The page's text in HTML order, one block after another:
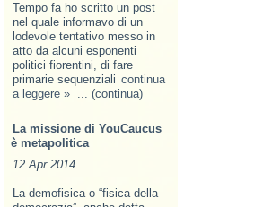
Tempo fa ho scritto un post
nel quale informavo di un
lodevole tentativo messo in
atto da alcuni esponenti
politici fiorentini, di fare
primarie sequenziali continua
a leggere » ... (continua)
La missione di YouCaucus
è metapolitica
12 Apr 2014
La demofisica o “fisica della